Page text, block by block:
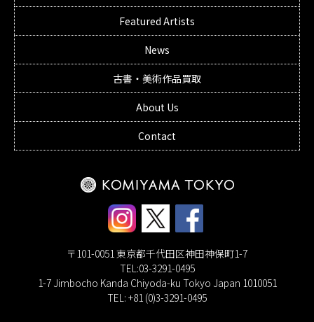
Featured Artists
News
古書・美術作品買取
About Us
Contact
〒101-0051 東京都千代田区神田神保町1-7
TEL:03-3291-0495
1-7 Jimbocho Kanda Chiyoda-ku Tokyo Japan 1010051
TEL: +81 (0)3-3291-0495